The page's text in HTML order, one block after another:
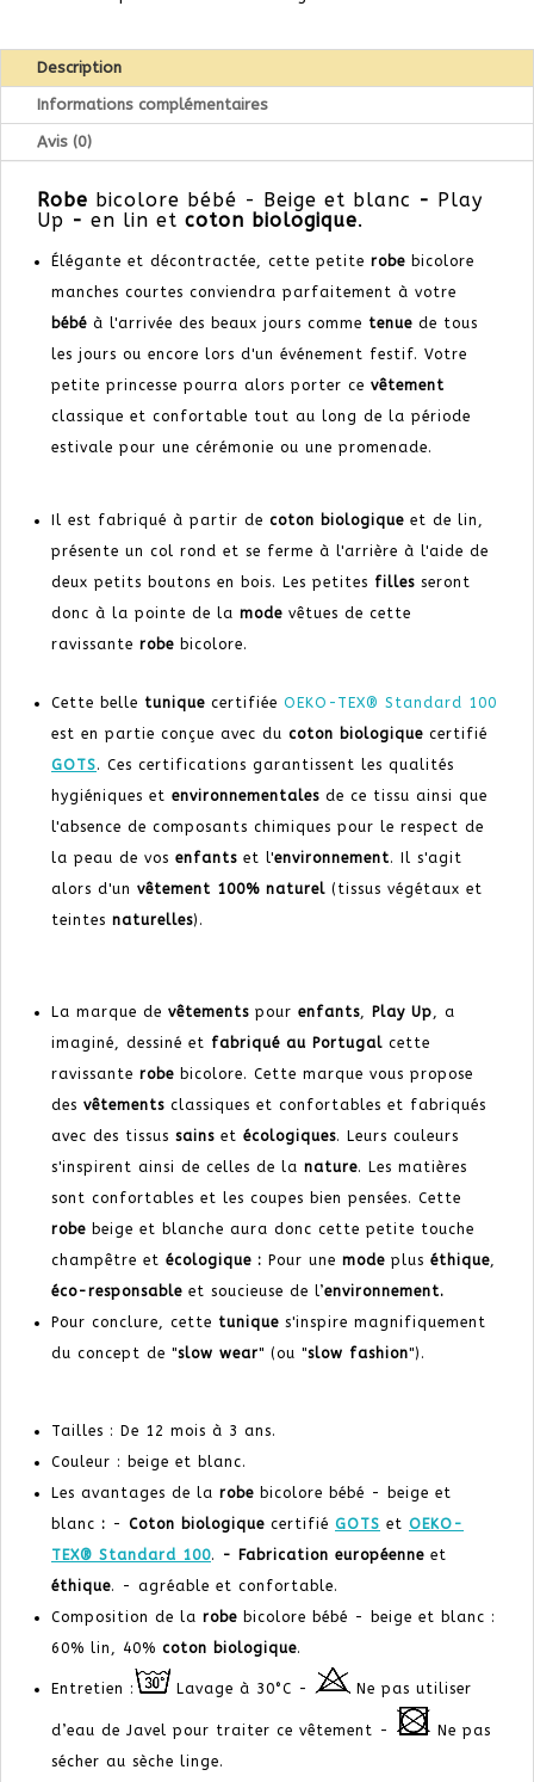
Description
Informations complémentaires
Avis (0)
Robe bicolore bébé - Beige et blanc - Play
Up - en lin et coton biologique.
Élégante et décontractée, cette petite robe bicolore
manches courtes conviendra parfaitement à votre
bébé à l'arrivée des beaux jours comme tenue de tous
les jours ou encore lors d'un événement festif. Votre
petite princesse pourra alors porter ce vêtement
classique et confortable tout au long de la période
estivale pour une cérémonie ou une promenade.
Il est fabriqué à partir de coton biologique et de lin,
présente un col rond et se ferme à l'arrière à l'aide de
deux petits boutons en bois. Les petites filles seront
donc à la pointe de la mode vêtues de cette
ravissante robe bicolore.
Cette belle tunique certifiée OEKO-TEX® Standard 100
est en partie conçue avec du coton biologique certifié
GOTS. Ces certifications garantissent les qualités
hygiéniques et environnementales de ce tissu ainsi que
l'absence de composants chimiques pour le respect de
la peau de vos enfants et l'environnement. Il s'agit
alors d'un vêtement 100% naturel (tissus végétaux et
teintes naturelles).
La marque de vêtements pour enfants, Play Up, a
imaginé, dessiné et fabriqué au Portugal cette
ravissante robe bicolore. Cette marque vous propose
des vêtements classiques et confortables et fabriqués
avec des tissus sains et écologiques. Leurs couleurs
s'inspirent ainsi de celles de la nature. Les matières
sont confortables et les coupes bien pensées. Cette
robe beige et blanche aura donc cette petite touche
champêtre et écologique : Pour une mode plus éthique,
éco-responsable et soucieuse de l’environnement.
Pour conclure, cette tunique s'inspire magnifiquement
du concept de "slow wear" (ou "slow fashion").
Tailles : De 12 mois à 3 ans.
Couleur : beige et blanc.
Les avantages de la robe bicolore bébé - beige et
blanc : - Coton biologique certifié GOTS et OEKO-
TEX® Standard 100. - Fabrication européenne et
éthique. - agréable et confortable.
Composition de la robe bicolore bébé - beige et blanc :
60% lin, 40% coton biologique.
Entretien : Lavage à 30°C - Ne pas utiliser
d’eau de Javel pour traiter ce vêtement -
Ne pas
sécher au sèche linge.